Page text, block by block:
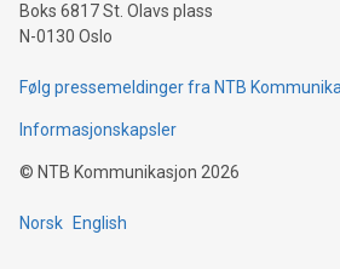
Boks 6817 St. Olavs plass
N-0130 Oslo
Følg pressemeldinger fra NTB
Informasjonskapsler
© NTB Kommunikasjon 2026
Norsk English